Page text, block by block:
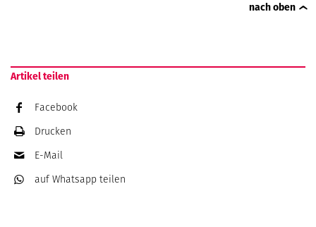
nach oben
Artikel teilen
Facebook
Drucken
E-Mail
auf Whatsapp teilen